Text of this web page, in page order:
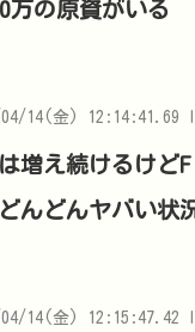
万の原資がいる
14(金) 12:14:41.69
増え続けるけど
んどんヤバい状
04/14(金) 12:15:47.42